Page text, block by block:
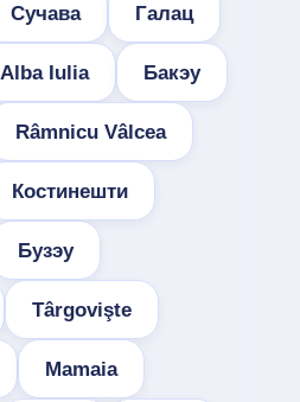
Сучава Галац
Alba Iulia Бакэу
Râmnicu Vâlcea
Костинешти
Бузэу
Târgovişte
Mamaia